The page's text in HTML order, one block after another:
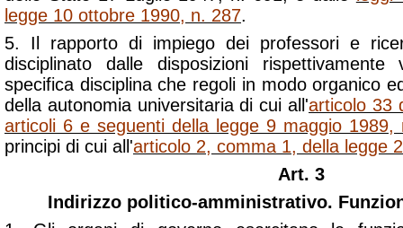
legge 10 ottobre 1990, n. 287.
5. Il rapporto di impiego dei professori e
disciplinato dalle disposizioni
specifica disciplina che regoli in modo organico
della autonomia universitaria di cui all'articolo 33
articoli 6 e seguenti della legge 9 maggio 1989,
principi di cui all'articolo 2, comma 1, della legge
Art. 3
Indirizzo politico-amministrativo.